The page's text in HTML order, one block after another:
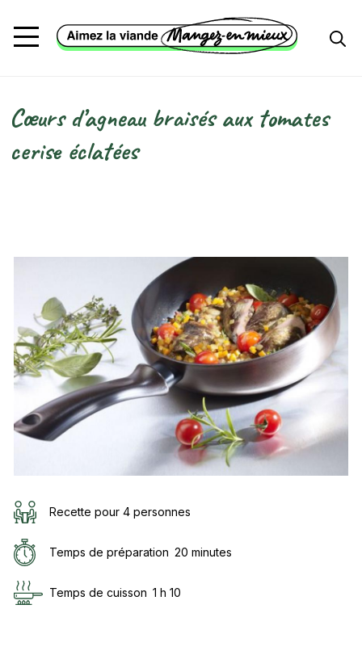
Fil d'Ariane
Cœurs d’agneau braisés aux tomates
cerise éclatées
Recette pour 4 personnes
Temps de préparation 20 minutes
Temps de cuisson 1 h 10